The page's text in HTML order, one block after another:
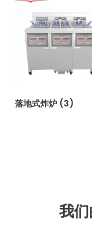
落地式炸炉 (3)
我